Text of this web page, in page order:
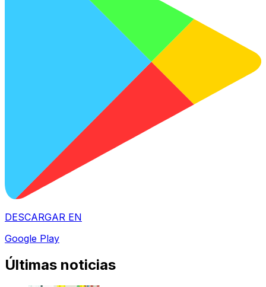
DESCARGAR EN
Google Play
Últimas noticias